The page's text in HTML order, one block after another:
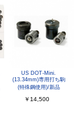
US DOT-Mini.
(13.34mm)専用打ち駒
(特殊鋼使用)/新品
￥14,500